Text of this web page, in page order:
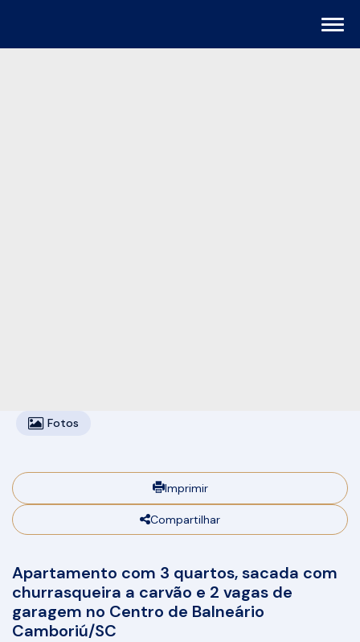
Fotos
Imprimir
Compartilhar
Apartamento com 3 quartos, sacada com
churrasqueira a carvão e 2 vagas de
garagem no Centro de Balneário
Camboriú/SC